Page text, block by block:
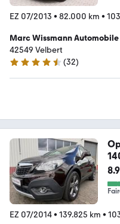
EZ 07/2013 • 82.000 km •
Marc Wissmann Automobile
42549 Velbert
4.7 Sterne
(32)
EZ 07/2014• 139.825 km •